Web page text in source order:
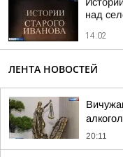
над
14:02
ЛЕНТА НОВОСТЕЙ
20:11